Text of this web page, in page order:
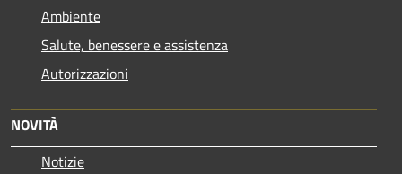
Ambiente
Salute, benessere e assistenza
Autorizzazioni
NOVITÀ
Notizie